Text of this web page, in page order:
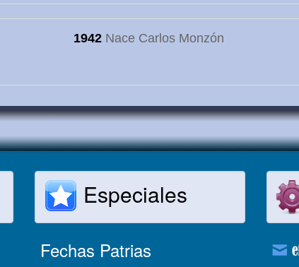
1942 Nace Carlos Monzón
Especiales
Fechas Patrias